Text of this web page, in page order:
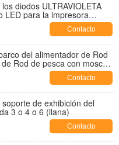
diodos ULTRAVIOLETA
LED para la impresora
Contacto
del alimentador de Rod
Rod de pesca con mosca
Contacto
de exhibición del
3 o 4 o 6 (llana)
Contacto